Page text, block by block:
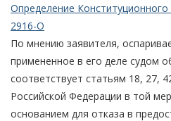
Определение
2916-О
По мнению заявителя,
примененное в его деле судом
соответствует статьям 18, 27,
Российской Федерации в той
основанием для отказа в